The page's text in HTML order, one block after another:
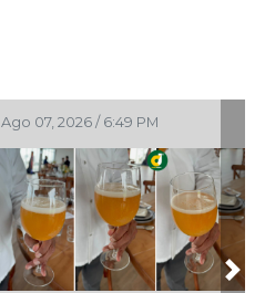
Ago 07, 2026 / 6:49 PM
Next